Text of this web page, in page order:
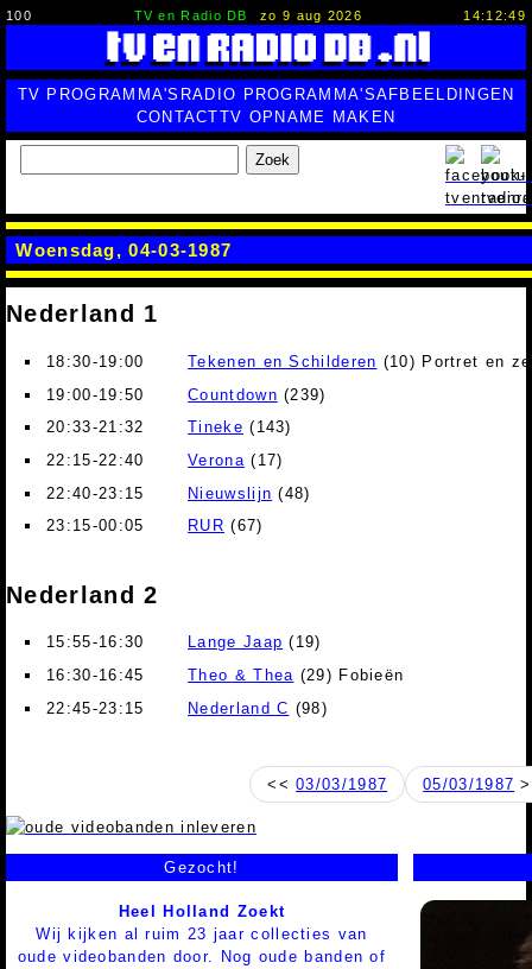
100 TV en Radio DB zo 9 aug 2026 14:12:50
TV PROGRAMMA'S RADIO PROGRAMMA'SAFBEELDINGEN
CONTACTTV OPNAME MAKEN
Zoek
Woensdag, 04-03-1987
Nederland 1
18:30-19:00 Tekenen en Schilderen (10) Portret en
19:00-19:50
Countdown (239)
20:33-21:32
Tineke (143)
22:15-22:40
Verona(17)
22:40-23:15
Nieuwslijn (48)
23:15-00:05
RUR (67)
Nederland 2
15:55-16:30 Lange Jaap (19)
16:30-16:45
Theo & Thea (29) Fobieën
22:45-23:15
Nederland C (98)
<<03/03/1987 05/03/1987
Gezocht!
Heel Holland Zoekt
Wij kijken al ruim 23 jaar collecties van
oude videobanden door. Nog oude banden of